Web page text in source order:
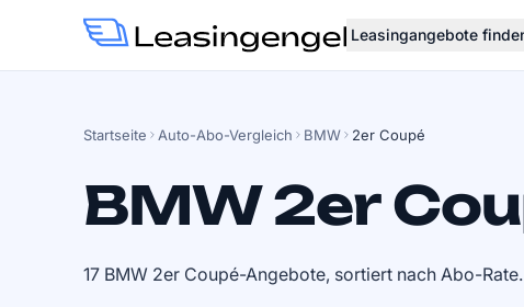
Leasingangebote
Startseite Auto-Abo-Vergleich BMW 2er Coupé
BMW 2er
17 BMW 2er Coupé-Angebote, sortiert nach Abo-Rate.